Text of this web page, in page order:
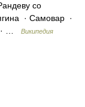
со
· Самовар ·
· …
Википедия